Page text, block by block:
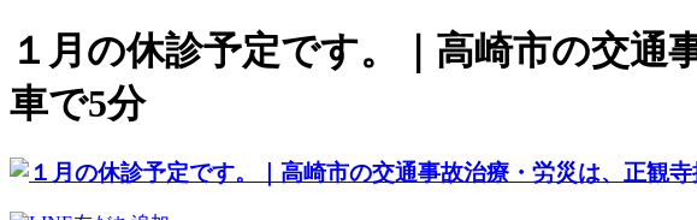
１月の休診予定です。｜高崎市の交通
車で5分